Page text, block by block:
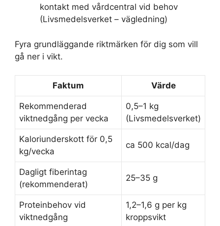
kontakt med vårdcentral vid behov
(Livsmedelsverket – vägledning)
Fyra grundläggande riktmärken för dig som vill
gå ner i vikt.
Faktum Värde
Rekommenderad
viktnedgång per vecka
0,5–1 kg
(Livsmedelsverket)
Kaloriunderskott för 0,5
kg/vecka
ca 500 kcal/dag
Dagligt fiberintag
(rekommenderat)
25–35 g
Proteinbehov vid
viktnedgång
1,2–1,6 g per kg
kroppsvikt